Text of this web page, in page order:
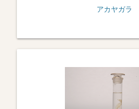
アカヤガラ